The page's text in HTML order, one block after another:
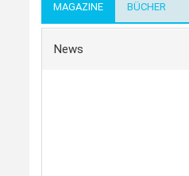
MAGAZINE BÜCHER
News